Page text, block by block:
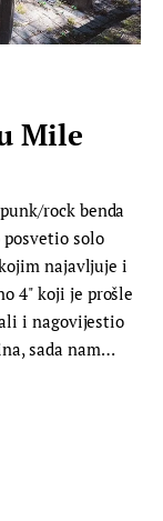
Mile
rock benda
solo
najavljuje i
4" koji je prošle
i nagovijestio
sada nam…